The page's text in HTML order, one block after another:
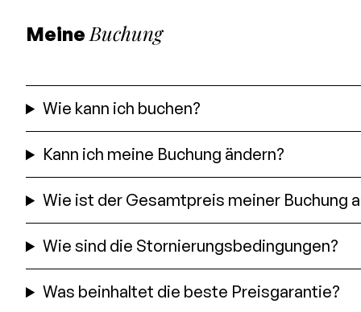
MeineBuchung
Wie kann ich buchen?
Kann ich meine Buchung ändern?
Wie ist der Gesamtpreis meiner Buchung
Wie sind die Stornierungsbedingungen?
Was beinhaltet die beste Preisgarantie?